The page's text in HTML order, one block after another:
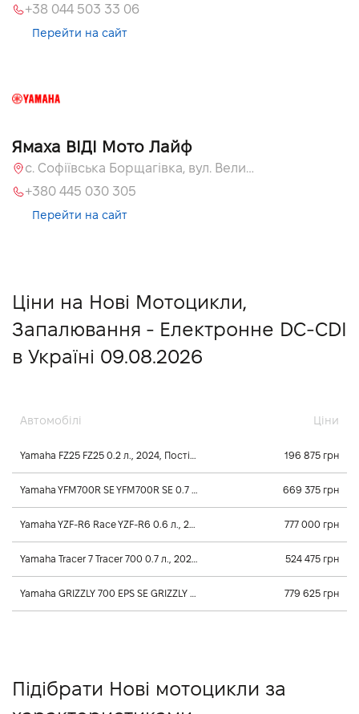
+38 044 503 33 06
Перейти на сайт
Ямаха ВІДІ Мото Лайф
с. Софіївська Борщагівка, вул. Велика Кільцева, 58
+380 445 030 305
Перейти на сайт
Ціни на Нові Мотоцикли,
Запалювання - Електронне DC-CDI
в Україні 09.08.2026
Автомобілі Ціни
Yamaha FZ25 FZ25 0.2 л., 2024, Постійного зачеплення 196 875 грн
Yamaha YFM700R SE YFM700R SE 0.7 л., 2026, Механічна 669 375 грн
Yamaha YZF-R6 Race YZF-R6 0.6 л., 2025, Постійного зачеплення 777 000 грн
Yamaha Tracer 7 Tracer 700 0.7 л., 2025, Постійного зачеплення 524 475 грн
Yamaha GRIZZLY 700 EPS SE GRIZZLY 700 EPS SE 0.7 л., 2026, Клиноременный вариатор Ultramatic 779 625 грн
Підібрати Нові мотоцикли за